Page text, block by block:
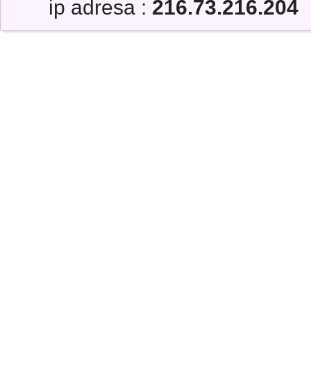
ip adresa : 216.73.216.204